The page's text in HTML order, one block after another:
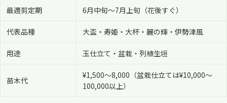
最適剪定期 6月中旬〜7月上旬（花後すぐ）
代表品種 大盃・寿姫・大杯・麗の輝・伊勢津風
用途 玉仕立て・盆栽・列植生垣
苗木代
¥1,500〜8,000（盆栽仕立ては¥10,000〜
100,000以上）